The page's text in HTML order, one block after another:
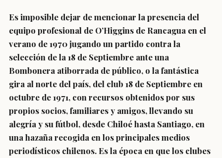
Es imposible dejar de mencionar la presencia del
equipo profesional de O’Higgins de Rancagua en el
verano de 1970 jugando un partido contra la
selección de la 18 de Septiembre ante una
Bombonera atiborrada de público, o la fantástica
gira al norte del país, del club 18 de Septiembre en
octubre de 1971, con recursos obtenidos por sus
propios socios, familiares y amigos, llevando su
alegría y su fútbol, desde Chiloé hasta Santiago, en
una hazaña recogida en los principales medios
periodísticos chilenos. Es la época en que los clubes